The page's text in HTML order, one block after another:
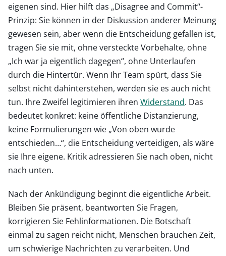
eigenen sind. Hier hilft das „Disagree and Commit“-
Prinzip: Sie können in der Diskussion anderer Meinung
gewesen sein, aber wenn die Entscheidung gefallen ist,
tragen Sie sie mit, ohne versteckte Vorbehalte, ohne
„Ich war ja eigentlich dagegen“, ohne Unterlaufen
durch die Hintertür. Wenn Ihr Team spürt, dass Sie
selbst nicht dahinterstehen, werden sie es auch nicht
tun. Ihre Zweifel legitimieren ihren Widerstand. Das
bedeutet konkret: keine öffentliche Distanzierung,
keine Formulierungen wie „Von oben wurde
entschieden…“, die Entscheidung verteidigen, als wäre
sie Ihre eigene. Kritik adressieren Sie nach oben, nicht
nach unten.
Nach der Ankündigung beginnt die eigentliche Arbeit.
Bleiben Sie präsent, beantworten Sie Fragen,
korrigieren Sie Fehlinformationen. Die Botschaft
einmal zu sagen reicht nicht, Menschen brauchen Zeit,
um schwierige Nachrichten zu verarbeiten. Und